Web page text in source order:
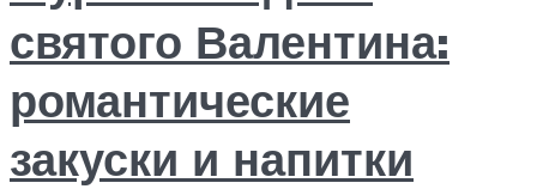
святого Валентина:
романтические
закуски и напитки